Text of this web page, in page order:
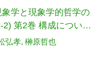
学と現象学的哲学の
2) 第2巻 構成について
弘孝 榊原哲也